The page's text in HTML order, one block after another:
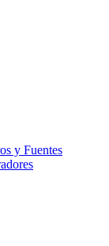
y Fuentes